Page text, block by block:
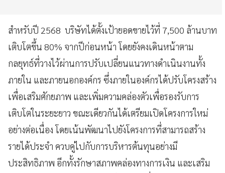
สำหรับปี 2568 บริษัทได้ตั้งเป้ายอดขายไว้ที่ 7,500 ล้านบาท
เติบโตขึ้น 80% จากปีก่อนหน้า โดยยังคงเดินหน้าตาม
กลยุทธ์ที่วางไว้ผ่านการปรับเปลี่ยนแนวทางดำเนินงานทั้ง
ภายใน และภายนอกองค์กร ซึ่งภายในองค์กรได้ปรับโครงสร้าง
เพื่อเสริมศักยภาพ และเพิ่มความคล่องตัวเพื่อรองรับการ
เติบโตในระยะยาว ขณะเดียวกันได้เตรียมเปิดโครงการใหม่
อย่างต่อเนื่อง โดยเน้นพัฒนาไปยังโครงการที่สามารถสร้าง
รายได้ประจำ ควบคู่ไปกับการบริหารต้นทุนอย่างมี
ประสิทธิภาพ อีกทั้งรักษาสภาพคล่องทางการเงิน และเสริม